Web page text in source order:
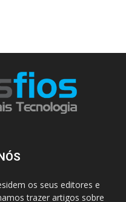
os seus editores e
trazer artigos sobre